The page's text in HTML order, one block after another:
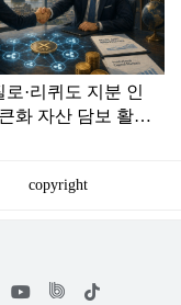
로·리퀴도 지분 인
화 자산 담보 활용
copyright
위
틱